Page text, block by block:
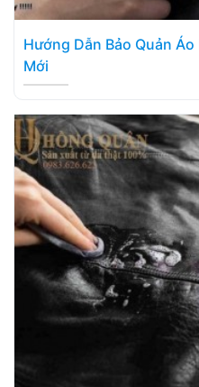
Hướng Dẫn Bảo Quản
Mới